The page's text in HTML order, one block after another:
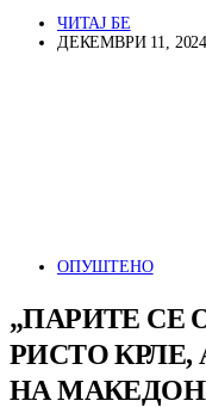
ЧИТАЈ БЕ
ДЕКЕМВРИ 11, 2024
ОПУШТЕНО
„ПАРИТЕ СЕ
РИСТО
НА